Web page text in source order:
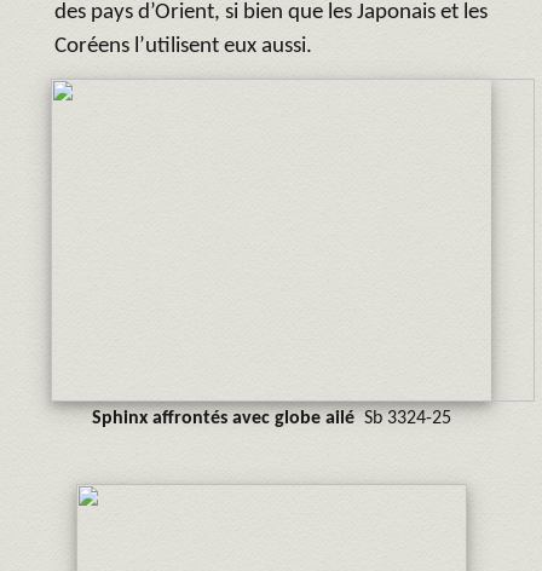
des pays d’Orient, si bien que les Japonais et les
Coréens l’utilisent eux aussi.
Sphinx affrontés avec globe ailé Sb 3324-25